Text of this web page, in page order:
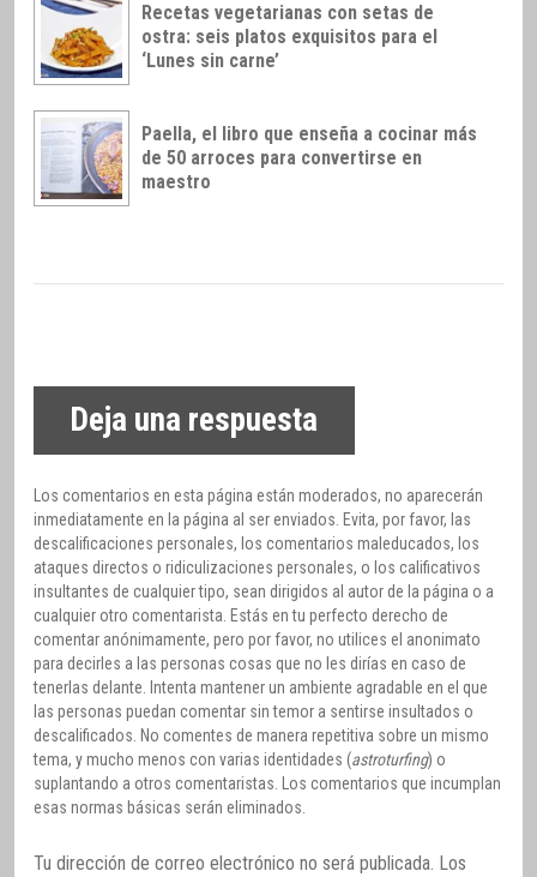
Recetas vegetarianas con setas de
ostra: seis platos exquisitos para el
‘Lunes sin carne’
Paella, el libro que enseña a cocinar más
de 50 arroces para convertirse en
maestro
Deja una respuesta
Los comentarios en esta página están moderados, no aparecerán
inmediatamente en la página al ser enviados. Evita, por favor, las
descalificaciones personales, los comentarios maleducados, los
ataques directos o ridiculizaciones personales, o los calificativos
insultantes de cualquier tipo, sean dirigidos al autor de la página o a
cualquier otro comentarista. Estás en tu perfecto derecho de
comentar anónimamente, pero por favor, no utilices el anonimato
para decirles a las personas cosas que no les dirías en caso de
tenerlas delante. Intenta mantener un ambiente agradable en el que
las personas puedan comentar sin temor a sentirse insultados o
descalificados. No comentes de manera repetitiva sobre un mismo
tema, y mucho menos con varias identidades (astroturfing) o
suplantando a otros comentaristas. Los comentarios que incumplan
esas normas básicas serán eliminados.
Tu dirección de correo electrónico no será publicada. Los